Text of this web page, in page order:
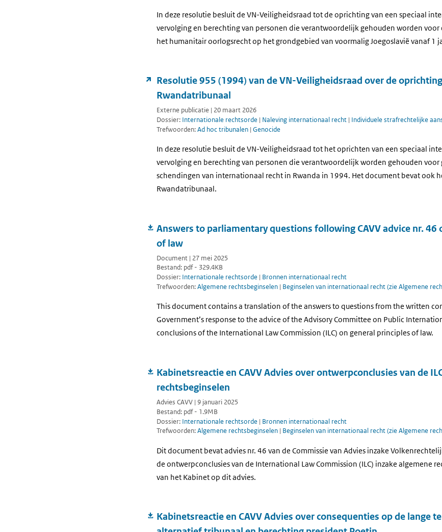
In deze resolutie besluit de VN-Veiligheidsraad tot de oprichting van een speciaal
vervolging en berechting van personen die verantwoordelijk gehouden worden voor
het humanitair oorlogsrecht op het grondgebied van voormalig Joegoslavië vanaf 1
Resolutie 955 (1994) van de VN-Veiligheidsraad over de
Rwandatribunaal
Externe publicatie | 20 maart 2026
Dossier: Internationale rechtsorde | Naleving internationaal recht | Individuele strafrechtelijke
Trefwoorden:Ad hoc tribunalen | Genocide
In deze resolutie besluit de VN-Veiligheidsraad tot het oprichten van een speciaal
vervolging en berechting van personen die verantwoordelijk worden gehouden voor
schendingen van internationaal recht in Rwanda in 1994. Het document bevat ook
Rwandatribunaal.
Answers to parliamentary questions following CAVV advice nr. 46
of law
Document | 27 mei 2025
Bestand: pdf - 329.4KB
Dossier: Internationale rechtsorde | Bronnen internationaal recht
Trefwoorden:Algemene rechtsbeginselen | Beginselen van internationaal recht (zie Algemene
This document contains a translation of the answers to questions from the written
Government’s response to the advice of the Advisory Committee on Public
conclusions of the International Law Commission (ILC) on general principles of law.
Kabinetsreactie en CAVV Advies over ontwerpconclusies van de
rechtsbeginselen
Advies CAVV | 9 januari 2025
Bestand: pdf - 1.9MB
Dossier: Internationale rechtsorde | Bronnen internationaal recht
Trefwoorden:Algemene rechtsbeginselen | Beginselen van internationaal recht (zie Algemene
Dit document bevat advies nr. 46 van de Commissie van Advies inzake
de ontwerpconclusies van de International Law Commission (ILC) inzake algemene
van het Kabinet op dit advies.
Kabinetsreactie en CAVV Advies over consequenties op de lange